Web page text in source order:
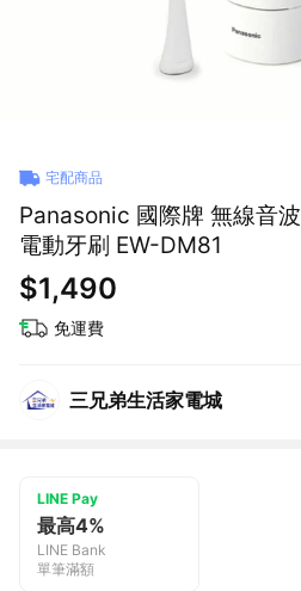
宅配商品
Panasonic 國際牌 無線音
電動牙刷 EW-DM81
$1,490
免運費
三兄弟生活家電城
LINE Pay
最高4%
LINE Bank
單筆滿額